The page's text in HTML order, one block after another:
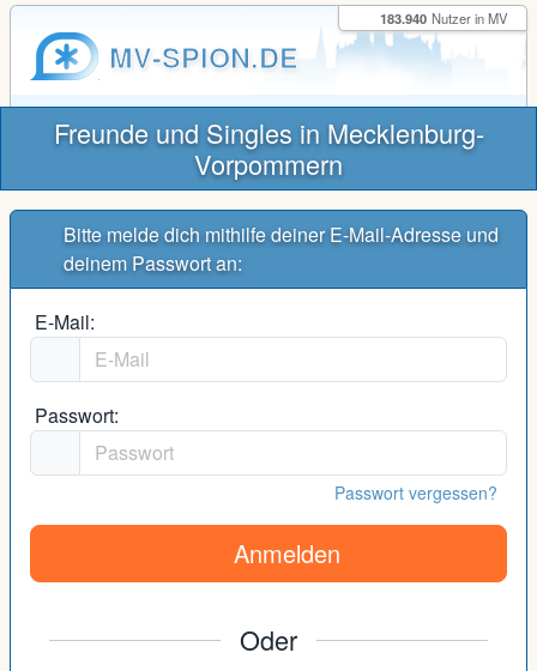
MV-SPION.DE
183.940 Nutzer in MV
Freunde und Singles in Mecklenburg-
Vorpommern
Bitte melde dich mithilfe deiner E-Mail-Adresse und
deinem Passwort an:
E-Mail:
Passwort:
Passwort vergessen?
Anmelden
Oder